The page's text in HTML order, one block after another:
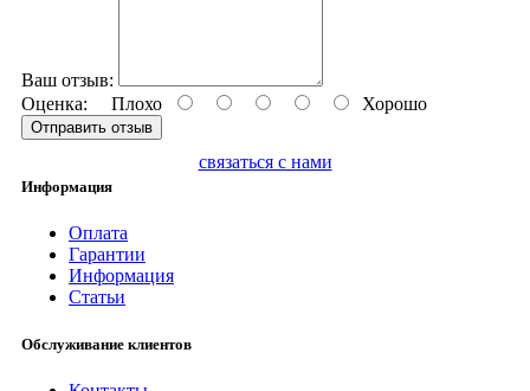
Ваш отзыв:
Оценка: Плохо Хорошо
Отправить отзыв
связаться с нами
Информация
Оплата
Гарантии
Информация
Статьи
Обслуживание клиентов